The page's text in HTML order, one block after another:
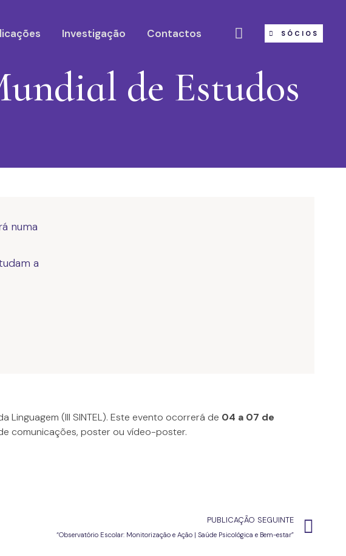
Investigação Contactos SÓCIOS
de Estudos
numa
a
Linguagem (III SINTEL). Este evento ocorrerá de 04 a 07 de
comunicações, poster ou vídeo-poster.
PUBLICAÇÃO SEGUINTE
“Observatório Escolar: Monitorização e Ação | Saúde Psicológica e Bem-estar”